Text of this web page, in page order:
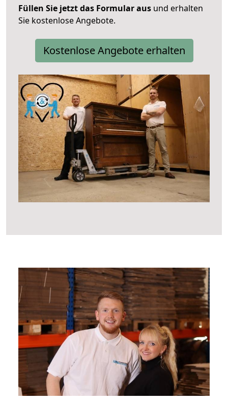
Füllen Sie jetzt das Formular aus und erhalten
Sie kostenlose Angebote.
Kostenlose Angebote erhalten